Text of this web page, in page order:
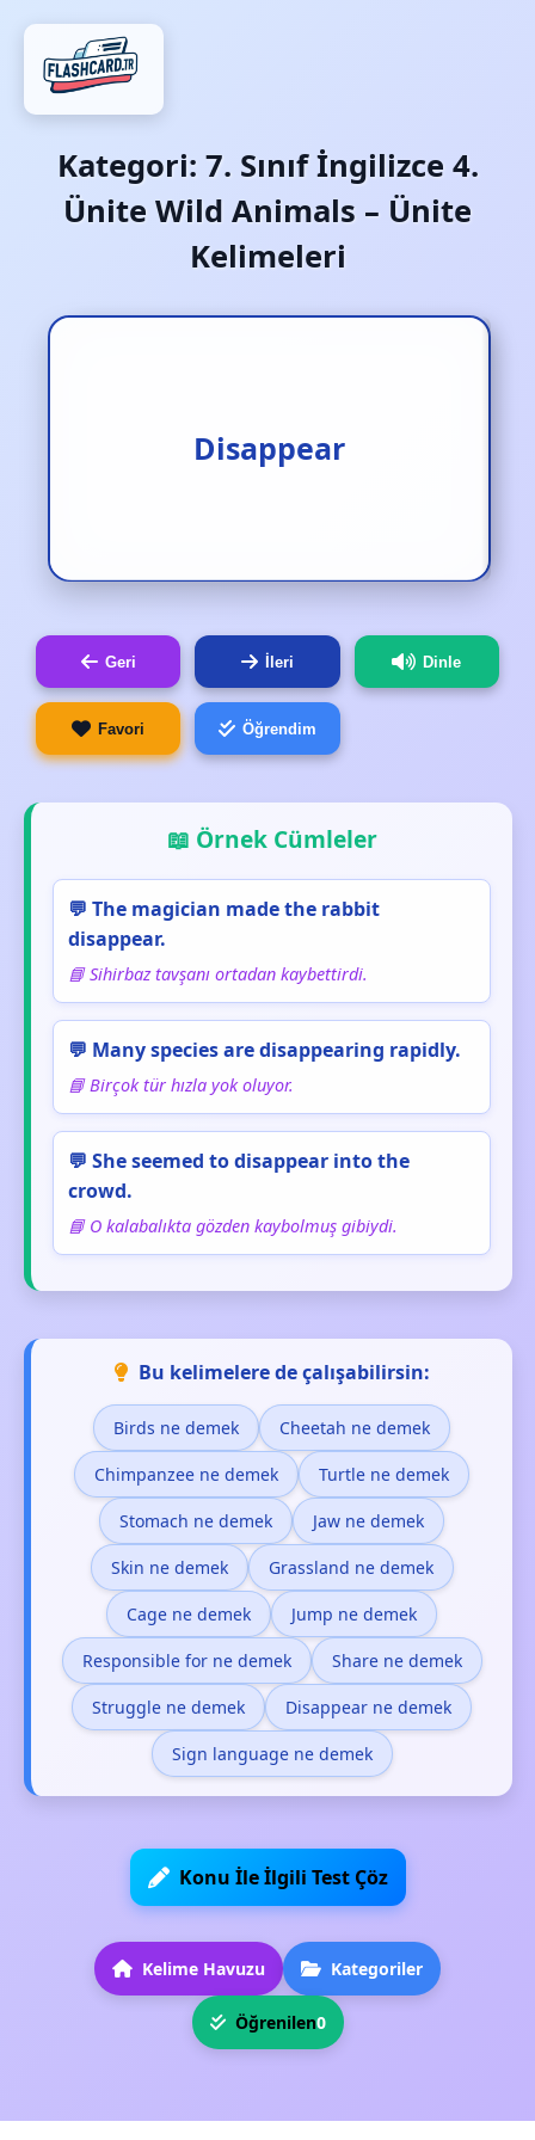
Kategori: 7. Sınıf İngilizce 4.
Ünite Wild Animals – Ünite
Kelimeleri
Disappear
Gözden kaybolmak
Geri İleri Dinle
Favori Öğrendim
📖 Örnek Cümleler
💬 The magician made the rabbit
disappear.
📘 Sihirbaz tavşanı ortadan kaybettirdi.
💬 Many species are disappearing rapidly.
📘 Birçok tür hızla yok oluyor.
💬 She seemed to disappear into the
crowd.
📘 O kalabalıkta gözden kaybolmuş gibiydi.
Bu kelimelere de çalışabilirsin:
Birds ne demek Cheetah ne demek
Chimpanzee ne demek Turtle ne demek
Stomach ne demek Jaw ne demek
Skin ne demek Grassland ne demek
Cage ne demek Jump ne demek
Responsible for ne demek Share ne demek
Struggle ne demek Disappear ne demek
Sign language ne demek
Konu İle İlgili Test Çöz
Kelime Havuzu Kategoriler
Öğrenilen0